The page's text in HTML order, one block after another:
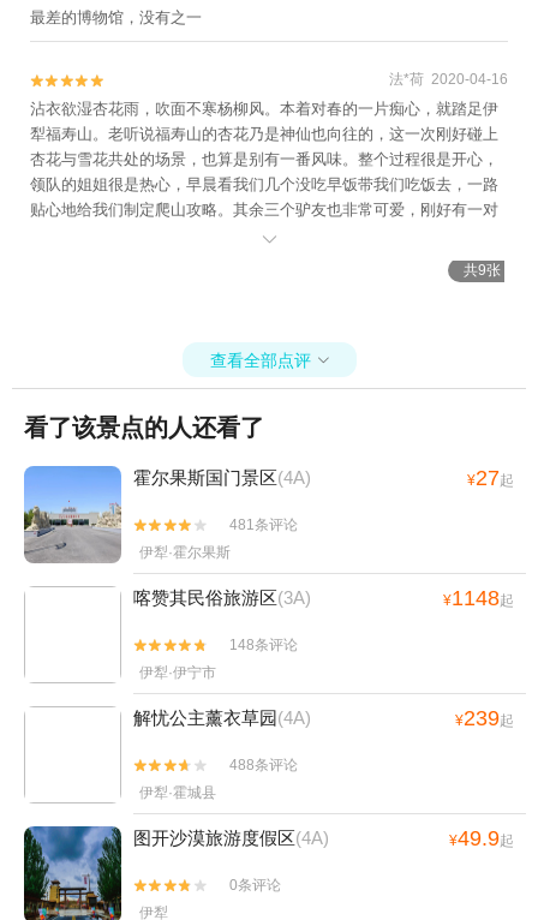
最差的博物馆，没有之一

 法*荷 2020-04-16
沾衣欲湿杏花雨，吹面不寒杨柳风。本着对春的一片痴心，就踏足伊
犁福寿山。老听说福寿山的杏花乃是神仙也向往的，这一次刚好碰上
杏花与雪花共处的场景，也算是别有一番风味。整个过程很是开心，
领队的姐姐很是热心，早晨看我们几个没吃早饭带我们吃饭去，一路
贴心地给我们制定爬山攻略。其余三个驴友也非常可爱，刚好有一对
情侣，可羡慕了呢，甜爱有加的。还有同行的内蒙小姐姐也超级奈
斯。总之，整个旅行过程很是满意，推荐各位驴友放心入团。

共9张
查看全部点评 
看了该景点的人还看了
霍尔果斯国门景区(4A) ¥27起


481条评论
伊犁·霍尔果斯
喀赞其民俗旅游区(3A) ¥1148起


148条评论
伊犁·伊宁市
解忧公主薰衣草园(4A) ¥239起


488条评论
伊犁·霍城县
图开沙漠旅游度假区(4A) ¥49.9起


0条评论
伊犁